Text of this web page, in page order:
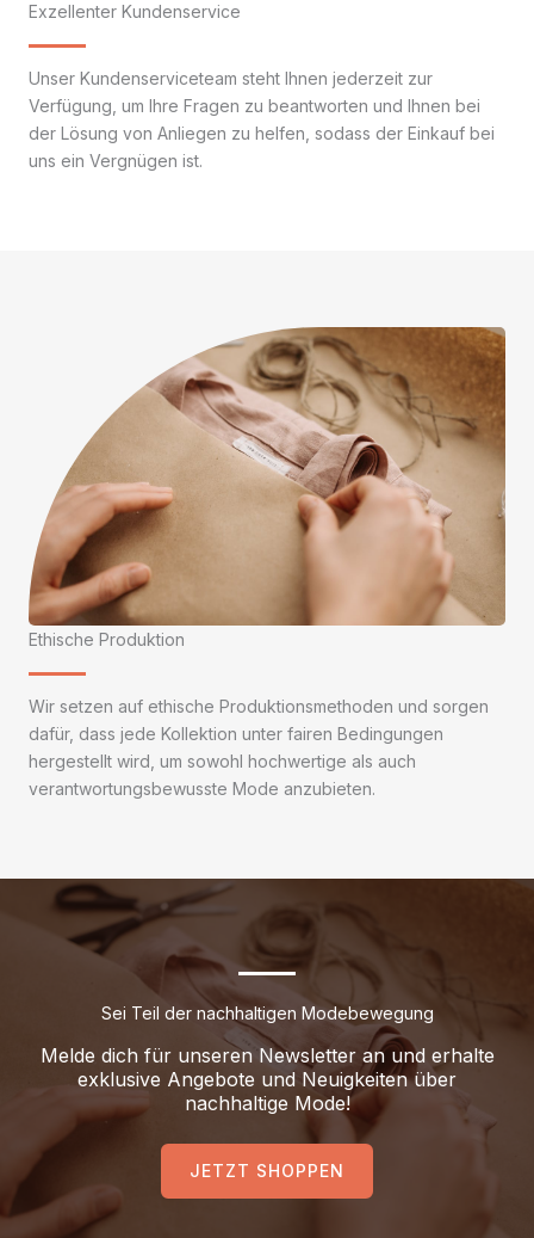
Exzellenter Kundenservice
Unser Kundenserviceteam steht Ihnen jederzeit zur
Verfügung, um Ihre Fragen zu beantworten und Ihnen bei
der Lösung von Anliegen zu helfen, sodass der Einkauf bei
uns ein Vergnügen ist.
Ethische Produktion
Wir setzen auf ethische Produktionsmethoden und sorgen
dafür, dass jede Kollektion unter fairen Bedingungen
hergestellt wird, um sowohl hochwertige als auch
verantwortungsbewusste Mode anzubieten.
Sei Teil der nachhaltigen Modebewegung
Melde dich für unseren Newsletter an und erhalte
exklusive Angebote und Neuigkeiten über
nachhaltige Mode!
JETZT SHOPPEN